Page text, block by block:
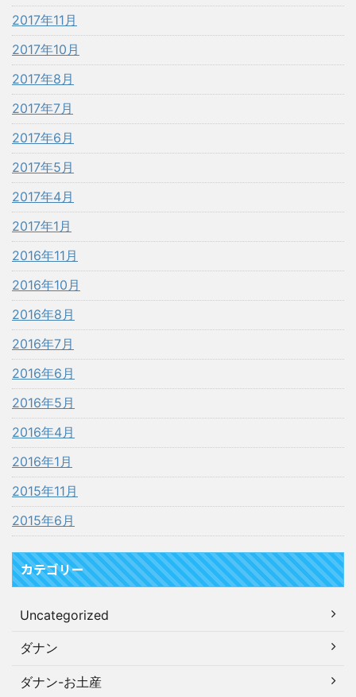
2017年11月
2017年10月
2017年8月
2017年7月
2017年6月
2017年5月
2017年4月
2017年1月
2016年11月
2016年10月
2016年8月
2016年7月
2016年6月
2016年5月
2016年4月
2016年1月
2015年11月
2015年6月
カテゴリー
Uncategorized
ダナン
ダナン-お土産